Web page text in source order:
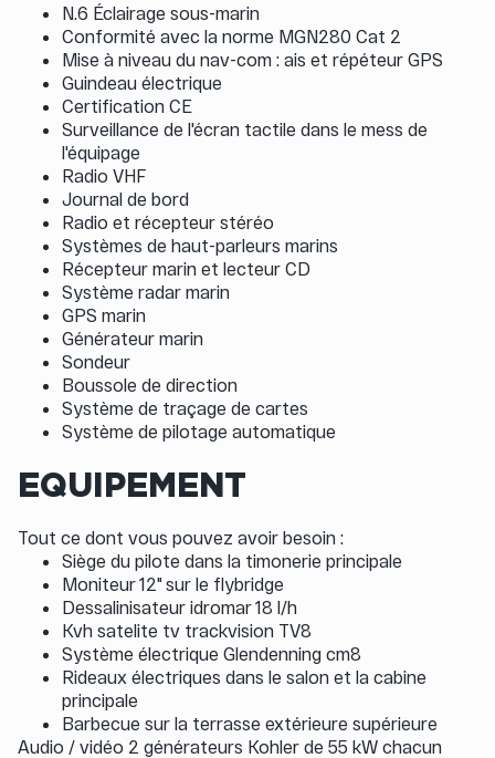
N.6 Éclairage sous-marin
Conformité avec la norme MGN280 Cat 2
Mise à niveau du nav-com : ais et répéteur GPS
Guindeau électrique
Certification CE
Surveillance de l'écran tactile dans le mess de
l'équipage
Radio VHF
Journal de bord
Radio et récepteur stéréo
Systèmes de haut-parleurs marins
Récepteur marin et lecteur CD
Système radar marin
GPS marin
Générateur marin
Sondeur
Boussole de direction
Système de traçage de cartes
Système de pilotage automatique
EQUIPEMENT
Tout ce dont vous pouvez avoir besoin :
Siège du pilote dans la timonerie principale
Moniteur 12" sur le flybridge
Dessalinisateur idromar 18 l/h
Kvh satelite tv trackvision TV8
Système électrique Glendenning cm8
Rideaux électriques dans le salon et la cabine
principale
Barbecue sur la terrasse extérieure supérieure
Audio / vidéo 2 générateurs Kohler de 55 kW chacun